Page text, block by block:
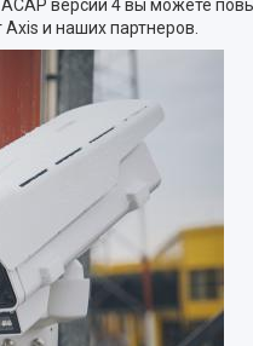
версии 4 вы можете
и наших партнеров.